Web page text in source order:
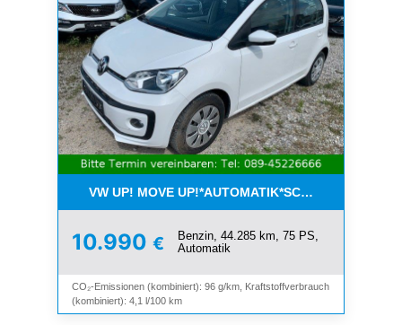
VW UP! MOVE
10.990 €
Benzin, 44.285 km, 75 PS,
Automatik
CO₂-Emissionen (kombiniert): 96 g/km, Kraftstoffverbrauch
(kombiniert): 4,1 l/100 km